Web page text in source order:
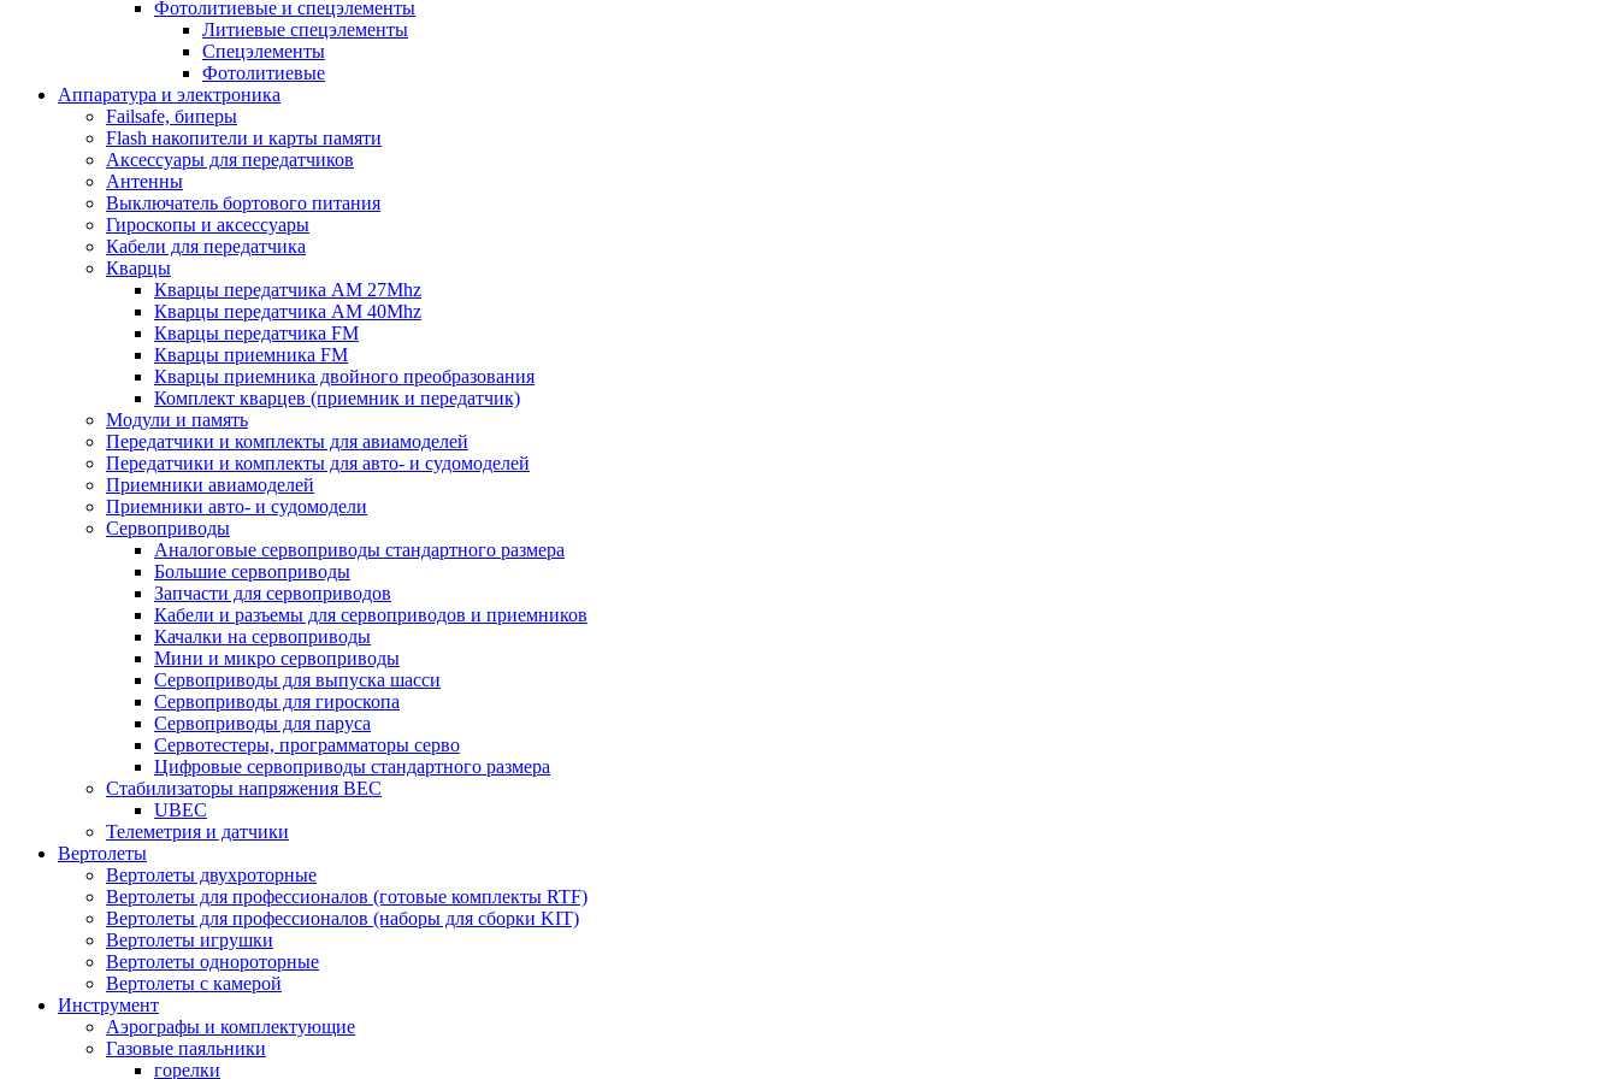
Фотолитиевые и спецэлементы
Литиевые спецэлементы
Спецэлементы
Фотолитиевые
Аппаратура и электроника
Failsafe, биперы
Flash накопители и карты памяти
Аксессуары для передатчиков
Антенны
Выключатель бортового питания
Гироскопы и аксессуары
Кабели для передатчика
Кварцы
Кварцы передатчика AM 27Mhz
Кварцы передатчика AM 40Mhz
Кварцы передатчика FM
Кварцы приемника FM
Кварцы приемника двойного преобразования
Комплект кварцев (приемник и передатчик)
Модули и память
Передатчики и комплекты для авиамоделей
Передатчики и комплекты для авто- и судомоделей
Приемники авиамоделей
Приемники авто- и судомодели
Сервоприводы
Аналоговые сервоприводы стандартного размера
Большие сервоприводы
Запчасти для сервоприводов
Кабели и разъемы для сервоприводов и приемников
Качалки на сервоприводы
Мини и микро сервоприводы
Сервоприводы для выпуска шасси
Сервоприводы для гироскопа
Сервоприводы для паруса
Сервотестеры, программаторы серво
Цифровые сервоприводы стандартного размера
Стабилизаторы напряжения BEC
UBEC
Телеметрия и датчики
Вертолеты
Вертолеты двухроторные
Вертолеты для профессионалов (готовые комплекты RTF)
Вертолеты для профессионалов (наборы для сборки KIT)
Вертолеты игрушки
Вертолеты однороторные
Вертолеты с камерой
Инструмент
Аэрографы и комплектующие
Газовые паяльники
горелки